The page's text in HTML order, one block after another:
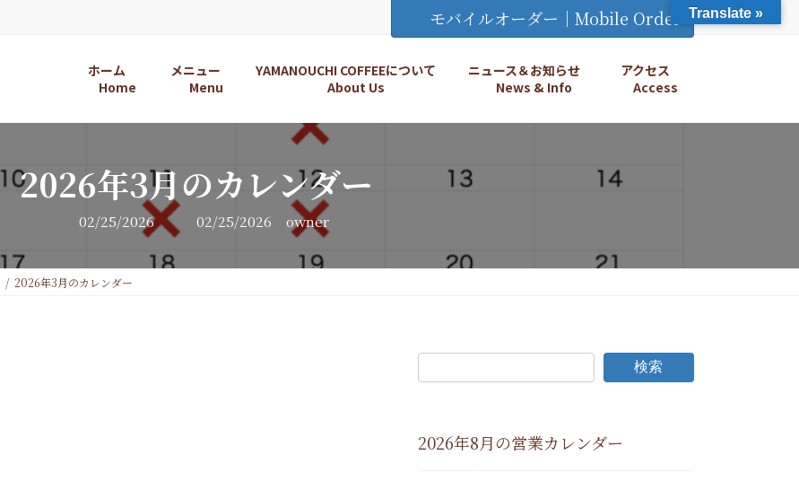
モバイルオーダー｜Mobile Order
ホーム
Home
メニュー
Menu
YAMANOUCHI COFFEEについて
About Us
ニュース＆お知らせ
News & Info
アクセス
Access
2026年3月のカレンダー
02/25/2026 最
新
02/25/2026 owner
2026年3月のカレンダー
検索
2026年8月の営業カレンダー
Translate »